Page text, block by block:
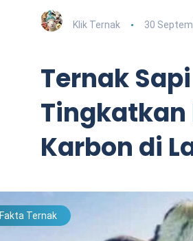
Klik Ternak 30
Ternak
Tingkatkan
Karbon di
Fakta Ternak